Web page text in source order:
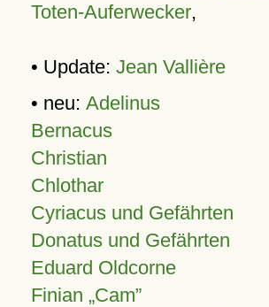
Toten-Auferwecker,
• Update: Jean Vallière
• neu: Adelinus
Bernacus
Christian
Chlothar
Cyriacus und Gefährten
Donatus und Gefährten
Eduard Oldcorne
Finian Cam